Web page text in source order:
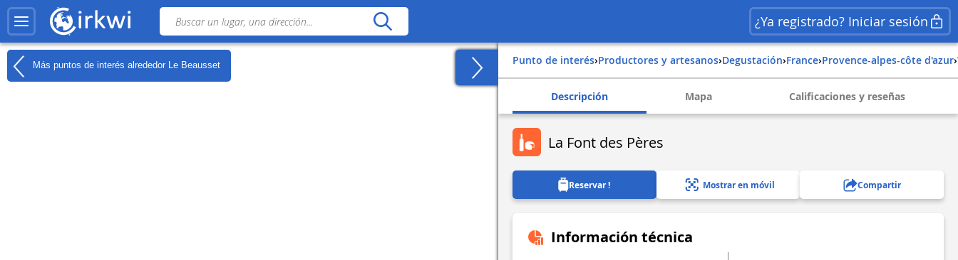
¿Ya registrado? Iniciar sesión
Más puntos de interés alrededor Le Beausset Punto de interés› Productores y artesanos› Degustación› france› provence-alpes-côte d'azur›
Descripción Mapa Calificaciones y reseñas
La Font des Pères
Reservar ! Mostrar en móvil Compartir
Información técnica